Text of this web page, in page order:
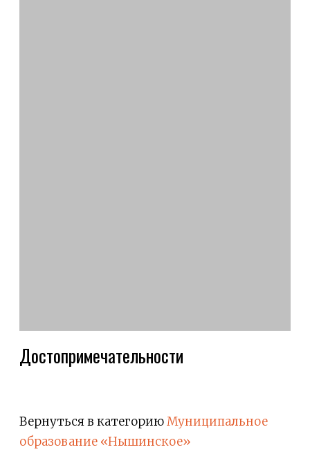
Достопримечательности
Вернуться в категориюМуниципальное
образование «Нышинское»